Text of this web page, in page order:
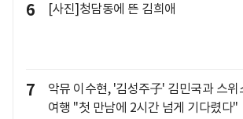
6 [사진]청담동에 뜬 김희애
7
악뮤 이수현, '김성주子' 김민국과 스위
여행 "첫 만남에 2시간 넘게 기다렸다"